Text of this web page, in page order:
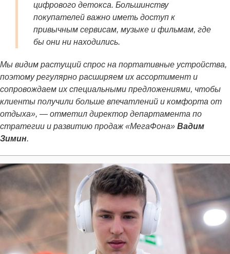
цифрового детокса. Большинству
покупателей важно иметь доступ к
привычным сервисам, музыке и фильмам, где
бы они ни находились.
Мы видим растущий спрос на портативные устройства,
поэтому регулярно расширяем их ассортимент и
сопровождаем их специальными предложениями, чтобы
клиенты получили больше впечатлений и комфорта от
отдыха», — отметил директор департамента по
стратегии и развитию продаж «МегаФона» Вадим
Зимин.